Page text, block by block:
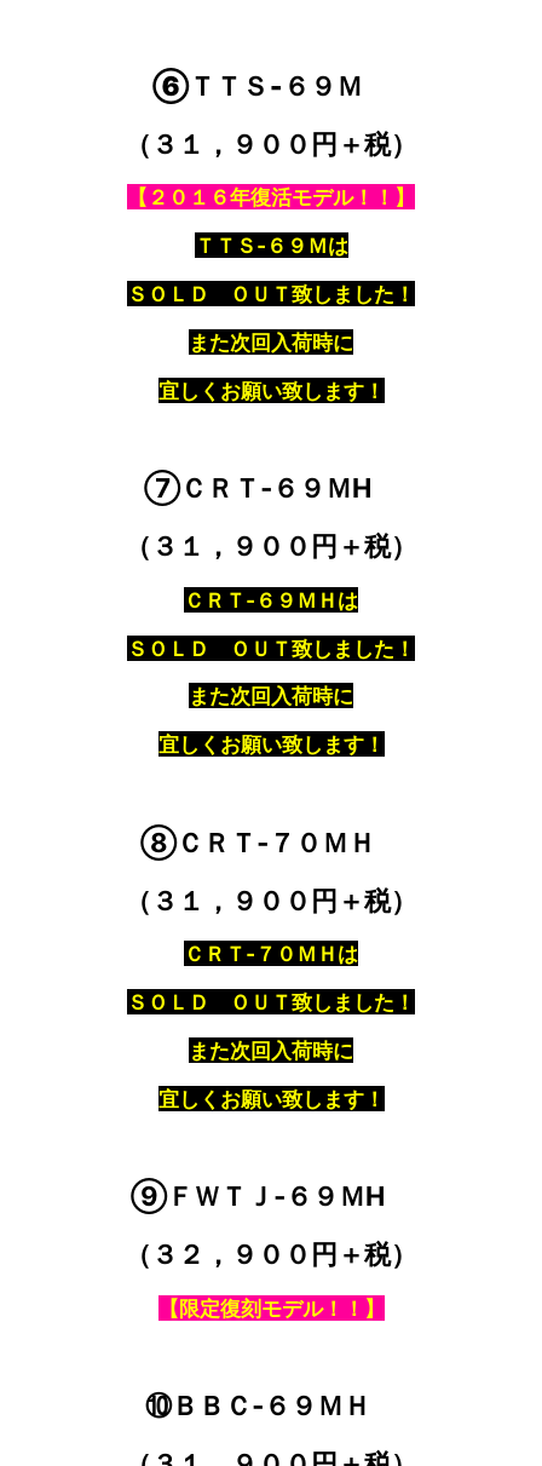
⑥ＴＴＳ‐６９Ｍ
（３１，９００円＋税）
【２０１６年復活モデル！！】
ＴＴＳ‐６９Ｍは
ＳＯＬＤ ＯＵＴ致しました！
また次回入荷時に
宜しくお願い致します！
⑦ＣＲＴ‐６９ＭH
（３１，９００円＋税）
ＣＲＴ‐６９ＭＨは
ＳＯＬＤ ＯＵＴ致しました！
また次回入荷時に
宜しくお願い致します！
⑧ＣＲＴ‐７０ＭＨ
（３１，９００円＋税）
ＣＲＴ‐７０ＭＨは
ＳＯＬＤ ＯＵＴ致しました！
また次回入荷時に
宜しくお願い致します！
⑨ＦＷＴＪ‐６９ＭH
（３２，９００円＋税）
【限定復刻モデル！！】
⑩ＢＢＣ‐６９ＭＨ